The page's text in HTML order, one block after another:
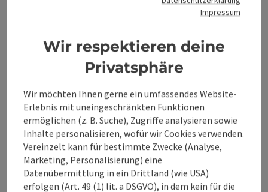
Tag 2: Besuch der Therme Mediterrana
Tag 3: Besuch Ars Elektronica Center
Linz und den Panoramaturm
Kosten ohne Pyhrn-Priel Card: € 297,80
online bestellen
Impressum
Wir respektieren deine
Privatsphäre
Wir möchten Ihnen gerne ein umfassendes Website-
Erlebnis mit uneingeschränkten Funktionen
ermöglichen (z. B. Suche), Zugriffe analysieren sowie
Inhalte personalisieren, wofür wir Cookies verwenden.
Vereinzelt kann für bestimmte Zwecke (Analyse,
Marketing, Personalisierung) eine
Datenübermittlung in ein Drittland (wie USA)
erfolgen (Art. 49 (1) lit. a DSGVO), in dem kein für die